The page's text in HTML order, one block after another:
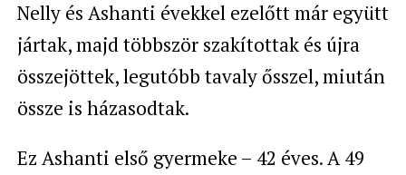
Nelly és Ashanti évekkel ezelőtt már együtt
jártak, majd többször szakítottak és újra
összejöttek, legutóbb tavaly ősszel, miután
össze is házasodtak.
Ez Ashanti első gyermeke – 42 éves. A 49